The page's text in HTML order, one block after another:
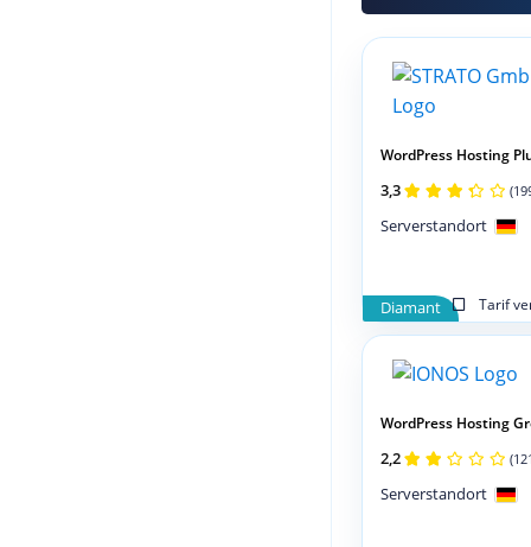
Diamant Tarif
WordPress Hosting
3,3
Serverstandort
WordPress Hosting
2,2
Serverstandort